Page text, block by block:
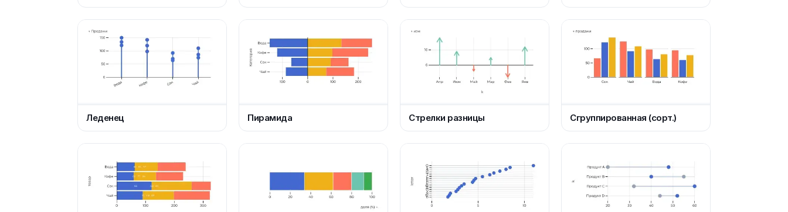
Леденец Пирамида Стрелки разницы Сгруппированная (сорт.)